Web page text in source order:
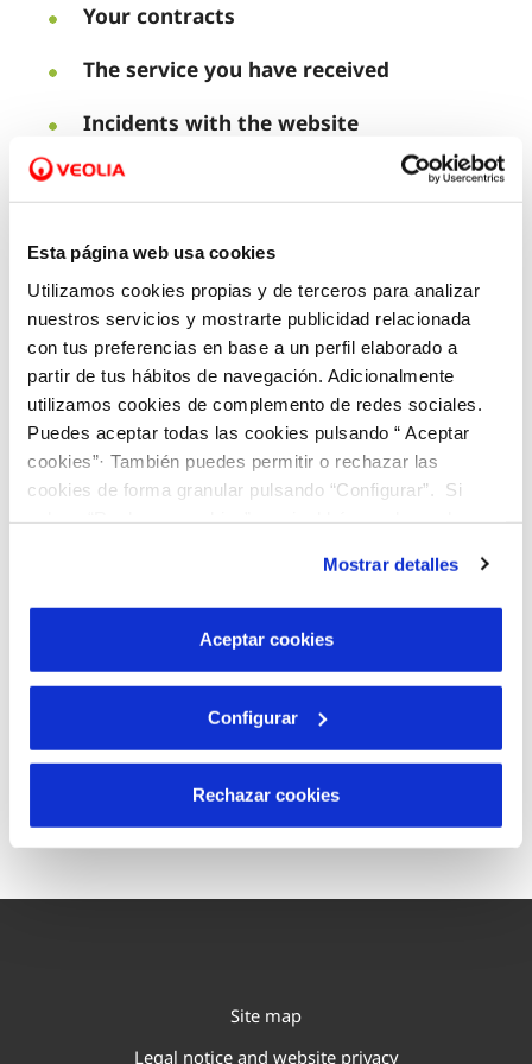
Esta página web usa cookies
Utilizamos cookies propias y de terceros para analizar
nuestros servicios y mostrarte publicidad relacionada
con tus preferencias en base a un perfil elaborado a
partir de tus hábitos de navegación. Adicionalmente
utilizamos cookies de complemento de redes sociales.
Puedes aceptar todas las cookies pulsando “ Aceptar
cookies”· También puedes permitir o rechazar las
cookies de forma granular pulsando “Configurar”. Si
son indispensables para que el sitio web funcione y que
por tanto no se pueden desactivar. Puedes consultar
más información en nuestraPolítica de Cookies
Mostrar detalles
Aceptar cookies
Configurar
Rechazar cookies
Your contracts
The service you have received
Incidents with the website
Building works or faults
Area
Fill in the form and we’ll get back to you as soon as
possible.
Procedure here
Site map
Legal notice and website privacy